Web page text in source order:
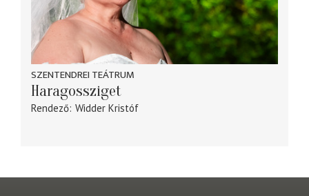
SZENTENDREI TEÁTRUM
Haragossziget
Rendező Widder Kristóf